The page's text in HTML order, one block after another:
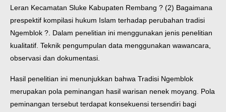
Leran Kecamatan Sluke Kabupaten Rembang ? (2) Bagaimana
prespektif kompilasi hukum Islam terhadap perubahan tradisi
Ngemblok ?. Dalam penelitian ini menggunakan jenis penelitian
kualitatif. Teknik pengumpulan data menggunakan wawancara,
observasi dan dokumentasi.
Hasil penelitian ini menunjukkan bahwa Tradisi Ngemblok
merupakan pola peminangan hasil warisan nenek moyang. Pola
peminangan tersebut terdapat konsekuensi tersendiri bagi